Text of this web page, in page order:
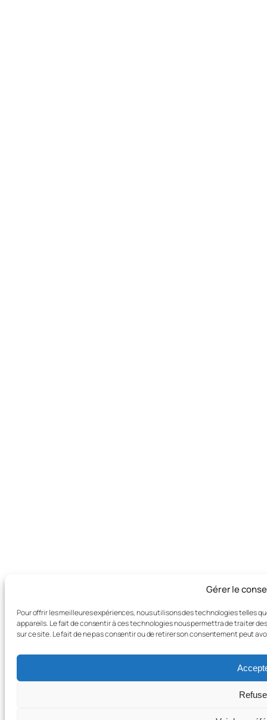
Gérer le
Pour offrir les meilleures expériences, nous utilisons des technologies telles
appareils. Le fait de consentir à ces technologies nous permettra de traiter
sur ce site. Le fait de ne pas consentir ou de retirer son consentement peut